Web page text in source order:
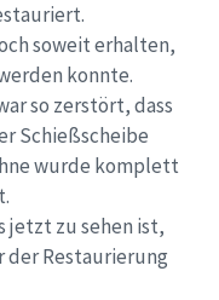
soweit erhalten,
konnte.
so zerstört, dass
Schießscheibe
wurde komplett
jetzt zu sehen ist,
der Restaurierung